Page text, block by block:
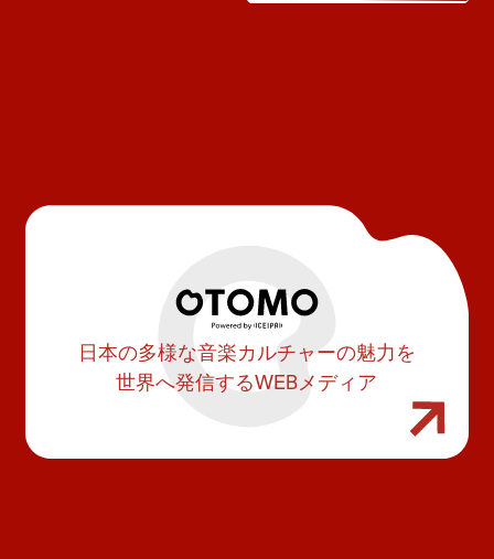
日本の多様な音楽カルチャーの魅力を
世界へ発信するWEBメディア